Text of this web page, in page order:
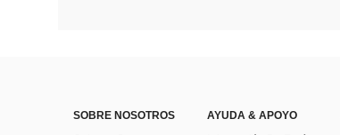
SOBRE NOSOTROS
AYUDA & APOYO